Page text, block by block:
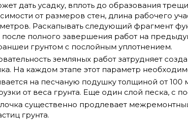
дать усадку, вплоть до образования
от размеров стен, длина рабочего
Раскапывать следующий фрагмент
после полного завершения работ на
грунтом с послойным уплотнением.
земляных работ затрудняет
На каждом этапе этот параметр
на песчаную подушку толщиной от
от веса грунта. Еще один слой песка,
существенно продлевает
грунта.